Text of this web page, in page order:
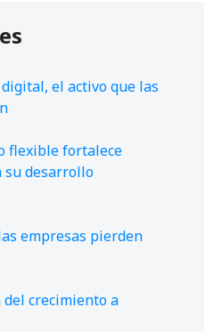
el activo que las
flexible fortalece
su desarrollo
empresas pierden
crecimiento a